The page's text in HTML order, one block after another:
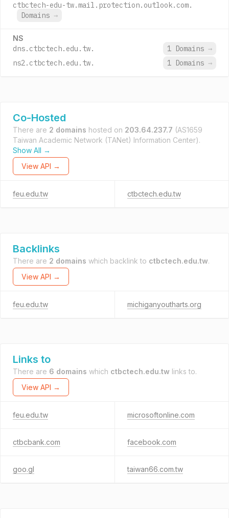
ctbctech-edu-tw.mail.protection.outlook.com.
Domains →
NS
dns.ctbctech.edu.tw. 1 Domains →
ns2.ctbctech.edu.tw.
1 Domains →
Co-Hosted
There are 2 domains hosted on 203.64.237.7 (AS1659
Taiwan Academic Network (TANet) Information Center).
Show All →
View API →
feu.edu.tw ctbctech.edu.tw
Backlinks
There are 2 domains which backlink to ctbctech.edu.tw.
View API →
feu.edu.tw michiganyoutharts.org
Links to
There are 6 domains which ctbctech.edu.tw links to.
View API →
feu.edu.tw microsoftonline.com
ctbcbank.com facebook.com
goo.gl taiwan66.com.tw